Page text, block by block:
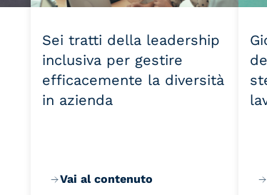
Sei tratti della leadership
inclusiva per gestire
efficacemente la diversità
in azienda
Vai al contenuto